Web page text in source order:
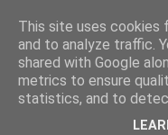
This site uses cookies
and to analyze traffic.
shared with Google
metrics to ensure
statistics, and to